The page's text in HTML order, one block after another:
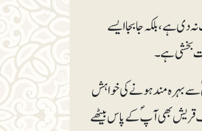
دی ہے، بلکہ جا بجا ایسے
بخشی ہے۔
سے بہرہ مند ہونے کی خواہش
قریش بھی آپؐ کے پاس بیٹھے